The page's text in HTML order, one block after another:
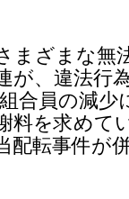
まざまな無
が、違法行
合員の減少
料を求めて
配転事件が